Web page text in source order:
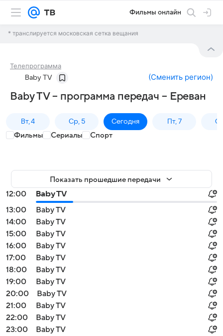
Фильмы онлайн
* транслируется московская сетка вещания
Телепрограмма
Baby TV (Сменить регион)
Baby TV – программа передач – Ереван
Вт, 4 Ср, 5 Сегодня Пт, 7
Фильмы Сериалы Спорт
Показать прошедшие передачи
12:00
Baby TV
13:00
Baby TV
14:00
Baby TV
15:00
Baby TV
16:00
Baby TV
17:00
Baby TV
18:00
Baby TV
19:00
Baby TV
20:00
Baby TV
21:00
Baby TV
22:00
Baby TV
23:00
Baby TV